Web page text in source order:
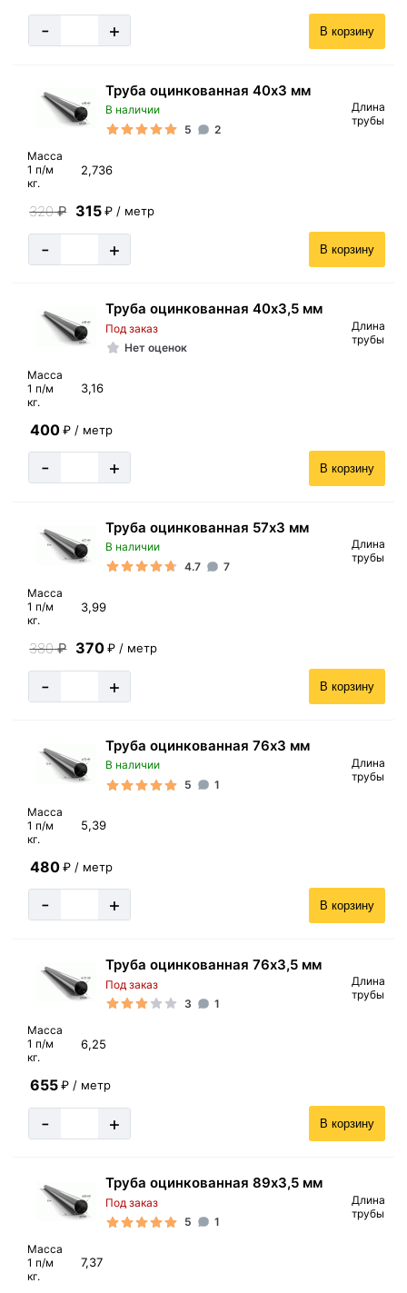
- + В корзину
Труба оцинкованная 40х3 мм
В наличии
5
2
Длина
трубы
Масса
1 п/м
кг.
2,736
320₽ 315 ₽ / метр
- + В корзину
Труба оцинкованная 40х3,5 мм
Под заказ
Нет оценок
Длина
трубы
Масса
1 п/м
кг.
3,16
400 ₽ / метр
- + В корзину
Труба оцинкованная 57х3 мм
В наличии
4.7
7
Длина
трубы
Масса
1 п/м
кг.
3,99
380₽ 370 ₽ / метр
- + В корзину
Труба оцинкованная 76х3 мм
В наличии
5
1
Длина
трубы
Масса
1 п/м
кг.
5,39
480 ₽ / метр
- + В корзину
Труба оцинкованная 76х3,5 мм
Под заказ
3
1
Длина
трубы
Масса
1 п/м
кг.
6,25
655 ₽ / метр
- + В корзину
Труба оцинкованная 89х3,5 мм
Под заказ
5
1
Длина
трубы
Масса
1 п/м
кг.
7,37